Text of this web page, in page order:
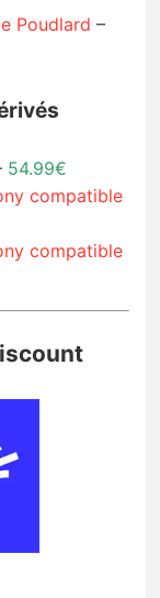
Poudlard –
54.99€
compatible
compatible